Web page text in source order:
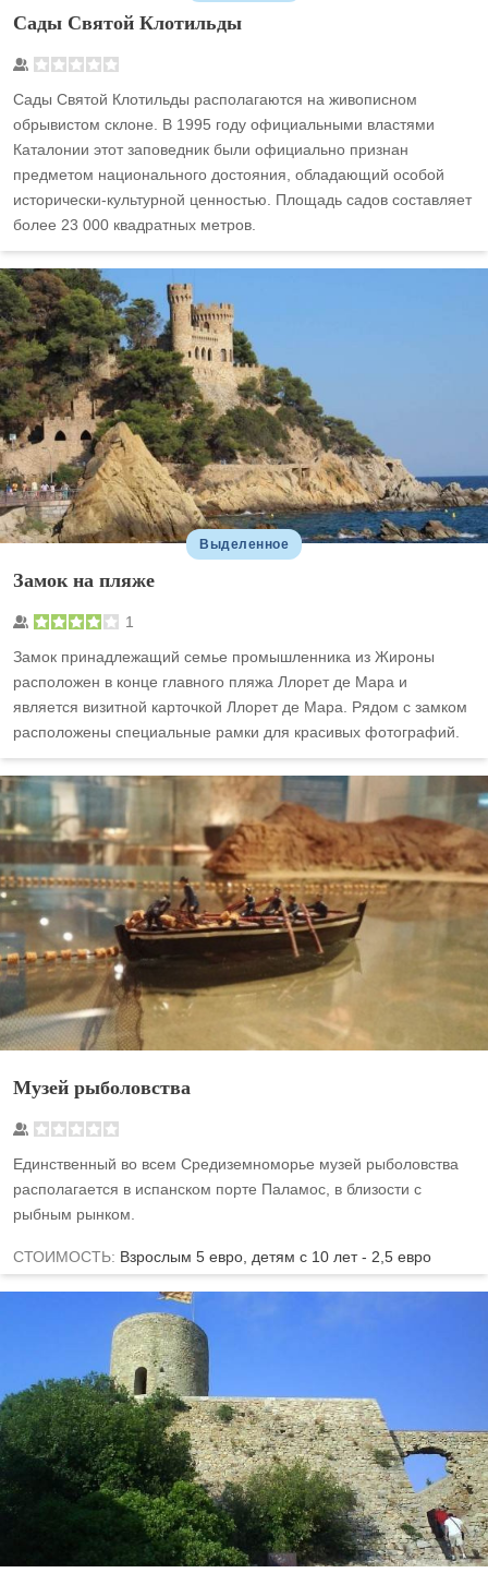
Сады Святой Клотильды
Сады Святой Клотильды располагаются на живописном
обрывистом склоне. В 1995 году официальными властями
Каталонии этот заповедник были официально признан
предметом национального достояния, обладающий особой
исторически-культурной ценностью. Площадь садов составляет
более 23 000 квадратных метров.
Выделенное
Замок на пляже
1
Замок принадлежащий семье промышленника из Жироны
расположен в конце главного пляжа Ллорет де Мара и
является визитной карточкой Ллорет де Мара. Рядом с замком
расположены специальные рамки для красивых фотографий.
Музей рыболовства
Единственный во всем Средиземноморье музей рыболовства
располагается в испанском порте Паламос, в близости с
рыбным рынком.
СТОИМОСТЬ: Взрослым 5 евро, детям с 10 лет - 2,5 евро